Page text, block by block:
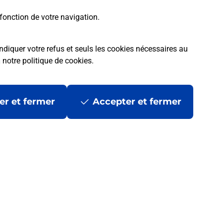
de votre navigation.
votre refus et seuls les cookies nécessaires au
notre politique de cookies.
et fermer Accepter et fermer